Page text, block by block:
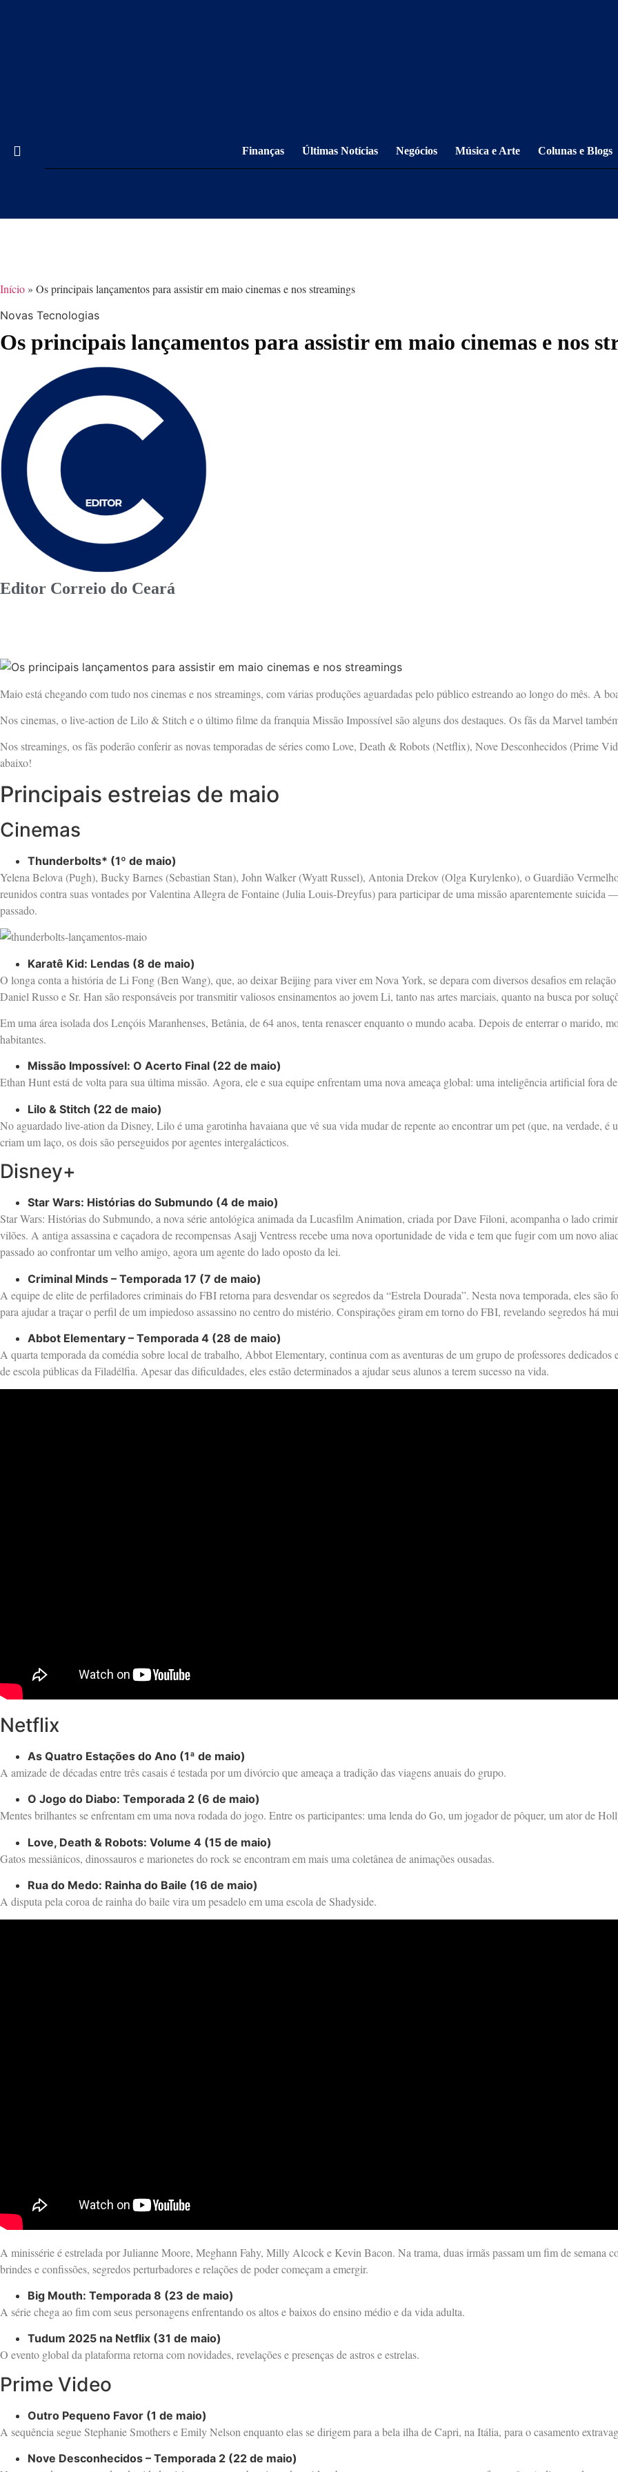
Finanças Últimas Notícias Negócios Música e Arte Colunas e Blogs
Início » Os principais lançamentos para assistir em maio cinemas e nos streamings
Novas Tecnologias
Os principais lançamentos para assistir em maio cinemas e nos
Editor Correio do Ceará
Maio está chegando com tudo nos cinemas e nos streamings, com várias produções aguardadas pelo público estreando ao longo do mês. A
Nos cinemas, o live-action de Lilo & Stitch e o último filme da franquia Missão Impossível são alguns dos destaques. Os fãs da Marvel
Nos streamings, os fãs poderão conferir as novas temporadas de séries como Love, Death & Robots (Netflix), Nove Desconhecidos (Prime
abaixo!
Principais estreias de maio
Cinemas
Thunderbolts* (1º de maio)
Yelena Belova (Pugh), Bucky Barnes (Sebastian Stan), John Walker (Wyatt Russel), Antonia Drekov (Olga Kurylenko), o Guardião
reunidos contra suas vontades por Valentina Allegra de Fontaine (Julia Louis-Dreyfus) para participar de uma missão aparentemente suicida
passado.
Karatê Kid: Lendas (8 de maio)
O longa conta a história de Li Fong (Ben Wang), que, ao deixar Beijing para viver em Nova York, se depara com diversos desafios em
Daniel Russo e Sr. Han são responsáveis por transmitir valiosos ensinamentos ao jovem Li, tanto nas artes marciais, quanto na busca por
Em uma área isolada dos Lençóis Maranhenses, Betânia, de 64 anos, tenta renascer enquanto o mundo acaba. Depois de enterrar o marido,
habitantes.
Missão Impossível: O Acerto Final (22 de maio)
Ethan Hunt está de volta para sua última missão. Agora, ele e sua equipe enfrentam uma nova ameaça global: uma inteligência artificial fora
Lilo & Stitch (22 de maio)
No aguardado live-ation da Disney, Lilo é uma garotinha havaiana que vê sua vida mudar de repente ao encontrar um pet (que, na verdade,
criam um laço, os dois são perseguidos por agentes intergalácticos.
Disney+
Star Wars: Histórias do Submundo (4 de maio)
Star Wars: Histórias do Submundo, a nova série antológica animada da Lucasfilm Animation, criada por Dave Filoni, acompanha o lado
vilões. A antiga assassina e caçadora de recompensas Asajj Ventress recebe uma nova oportunidade de vida e tem que fugir com um novo
passado ao confrontar um velho amigo, agora um agente do lado oposto da lei.
Criminal Minds – Temporada 17 (7 de maio)
A equipe de elite de perfiladores criminais do FBI retorna para desvendar os segredos da “Estrela Dourada”. Nesta nova temporada, eles são
para ajudar a traçar o perfil de um impiedoso assassino no centro do mistério. Conspirações giram em torno do FBI, revelando segredos há
Abbot Elementary – Temporada 4 (28 de maio)
A quarta temporada da comédia sobre local de trabalho, Abbot Elementary, continua com as aventuras de um grupo de professores
de escola públicas da Filadélfia. Apesar das dificuldades, eles estão determinados a ajudar seus alunos a terem sucesso na vida.
Netflix
As Quatro Estações do Ano (1ª de maio)
A amizade de décadas entre três casais é testada por um divórcio que ameaça a tradição das viagens anuais do grupo.
O Jogo do Diabo: Temporada 2 (6 de maio)
Mentes brilhantes se enfrentam em uma nova rodada do jogo. Entre os participantes: uma lenda do Go, um jogador de pôquer, um ator de
Love, Death & Robots: Volume 4 (15 de maio)
Gatos messiânicos, dinossauros e marionetes do rock se encontram em mais uma coletânea de animações ousadas.
Rua do Medo: Rainha do Baile (16 de maio)
A disputa pela coroa de rainha do baile vira um pesadelo em uma escola de Shadyside.
A minissérie é estrelada por Julianne Moore, Meghann Fahy, Milly Alcock e Kevin Bacon. Na trama, duas irmãs passam um fim de semana
brindes e confissões, segredos perturbadores e relações de poder começam a emergir.
Big Mouth: Temporada 8 (23 de maio)
A série chega ao fim com seus personagens enfrentando os altos e baixos do ensino médio e da vida adulta.
Tudum 2025 na Netflix (31 de maio)
O evento global da plataforma retorna com novidades, revelações e presenças de astros e estrelas.
Prime Video
Outro Pequeno Favor (1 de maio)
A sequência segue Stephanie Smothers e Emily Nelson enquanto elas se dirigem para a bela ilha de Capri, na Itália, para o casamento
Nove Desconhecidos – Temporada 2 (22 de maio)